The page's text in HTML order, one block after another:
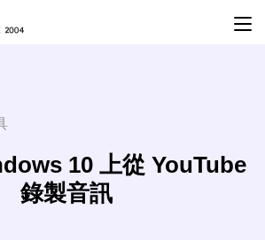
10 上從 YouTube
錄製音訊